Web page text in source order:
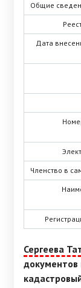
Общие
Дата
Членство в
Сергеева
документов